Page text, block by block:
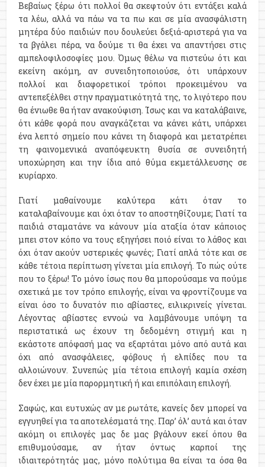
Βεβαίως ξέρω ότι πολλοί θα σκεφτούν ότι εντάξει καλά
τα λέω, αλλά να πάω να τα πω και σε μία ανασφάλιστη
μητέρα δύο παιδιών που δουλεύει δεξιά-αριστερά για να
τα βγάλει πέρα, να δούμε τι θα έχει να απαντήσει στις
αμπελοφιλοσοφίες μου. Όμως θέλω να πιστεύω ότι και
εκείνη ακόμη, αν συνειδητοποιούσε, ότι υπάρχουν
πολλοί και διαφορετικοί τρόποι προκειμένου να
αντεπεξέλθει στην πραγματικότητά της, το λιγότερο που
θα ένιωθε θα ήταν ανακούφιση. Ίσως και να καταλάβαινε,
ότι κάθε φορά που αναγκάζεται να κάνει κάτι, υπάρχει
ένα λεπτό σημείο που κάνει τη διαφορά και μετατρέπει
τη φαινομενικά αναπόφευκτη θυσία σε συνειδητή
υποχώρηση και την ίδια από θύμα εκμετάλλευσης σε
κυρίαρχο.
Γιατί μαθαίνουμε καλύτερα κάτι όταν το
καταλαβαίνουμε και όχι όταν το αποστηθίζουμε; Γιατί τα
παιδιά σταματάνε να κάνουν μία αταξία όταν κάποιος
μπει στον κόπο να τους εξηγήσει ποιό είναι το λάθος και
όχι όταν ακούν υστερικές φωνές; Γιατί απλά τότε και σε
κάθε τέτοια περίπτωση γίνεται μία επιλογή. Το πώς ούτε
που το ξέρω! Το μόνο ίσως που θα μπορούσαμε να πούμε
σχετικά με τον τρόπο επιλογής, είναι να φροντίζουμε να
είναι όσο το δυνατόν πιο αβίαστες, ειλικρινείς γίνεται.
Λέγοντας αβίαστες εννοώ να λαμβάνουμε υπόψη τα
περιστατικά ως έχουν τη δεδομένη στιγμή και η
εκάστοτε απόφασή μας να εξαρτάται μόνο από αυτά και
όχι από ανασφάλειες, φόβους ή ελπίδες που τα
αλλοιώνουν. Συνεπώς μία τέτοια επιλογή καμία σχέση
δεν έχει με μία παρορμητική ή και επιπόλαιη επιλογή.
Σαφώς, και ευτυχώς αν με ρωτάτε, κανείς δεν μπορεί να
εγγυηθεί για τα αποτελέσματά της. Παρ’ όλ’ αυτά και όταν
ακόμη οι επιλογές μας δε μας βγάλουν εκεί όπου θα
επιθυμούσαμε, αν ήταν όντως καρποί της
ιδιαιτερότητάς μας, μόνο πολύτιμα θα είναι τα όσα θα